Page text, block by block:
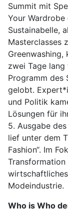
Summit mit
Your
Sustainabelle,
Masterclasses
Greenwashing,
zwei Tage
Programm des
gelobt.
und Politik
Lösungen für
5. Ausgabe
lief unter dem
Fashion“. Im
Modeindustrie.
Who is Who